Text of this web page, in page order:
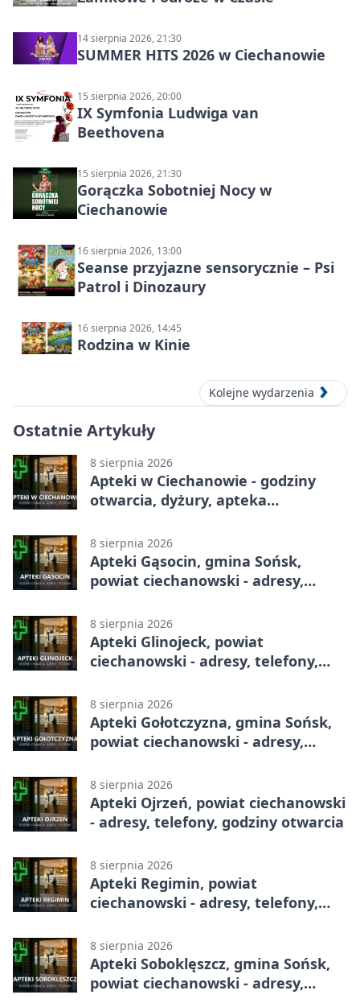
14 sierpnia 2026, 21:30
SUMMER HITS 2026 w Ciechanowie
15 sierpnia 2026, 20:00
IX Symfonia Ludwiga van
Beethovena
15 sierpnia 2026, 21:30
Gorączka Sobotniej Nocy w
Ciechanowie
16 sierpnia 2026, 13:00
Seanse przyjazne sensorycznie – Psi
Patrol i Dinozaury
16 sierpnia 2026, 14:45
Rodzina w Kinie
Kolejne wydarzenia
Ostatnie Artykuły
8 sierpnia 2026
Apteki w Ciechanowie - godziny
otwarcia, dyżury, apteka
8 sierpnia 2026
Apteki Gąsocin, gmina Sońsk,
powiat ciechanowski - adresy,
8 sierpnia 2026
Apteki Glinojeck, powiat
ciechanowski - adresy, telefony,
8 sierpnia 2026
Apteki Gołotczyzna, gmina Sońsk,
powiat ciechanowski - adresy,
8 sierpnia 2026
Apteki Ojrzeń, powiat ciechanowski
- adresy, telefony, godziny otwarcia
8 sierpnia 2026
Apteki Regimin, powiat
ciechanowski - adresy, telefony,
8 sierpnia 2026
Apteki Soboklęszcz, gmina Sońsk,
powiat ciechanowski - adresy,